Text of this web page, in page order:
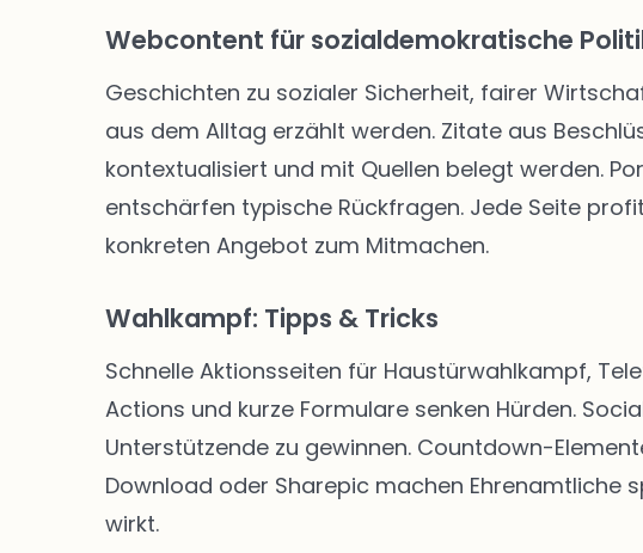
Webcontent für sozialdemokratische
Geschichten zu sozialer Sicherheit, fairer
aus dem Alltag erzählt werden. Zitate aus
kontextualisiert und mit Quellen belegt werden.
entschärfen typische Rückfragen. Jede Seite
konkreten Angebot zum Mitmachen.
Wahlkampf: Tipps & Tricks
Schnelle Aktionsseiten für Haustürwahlkampf,
Actions und kurze Formulare senken Hürden.
Unterstützende zu gewinnen. Countdown-
Download oder Sharepic machen Ehrenamtliche
wirkt.